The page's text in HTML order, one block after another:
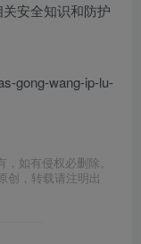
安全知识和防护
gong-wang-ip-lu-
如有侵权必删除。
创，转载请注明出